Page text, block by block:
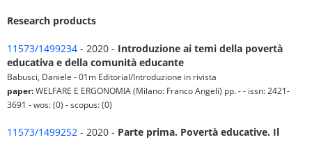
Research products
11573/1499234 - 2020 - Introduzione ai temi della povertà
educativa e della comunità educante
Babusci, Daniele - 01m Editorial/Introduzione in rivista
paper:WELFARE E ERGONOMIA (Milano: Franco Angeli) pp. - - issn: 2421-
3691 - wos: (0) - scopus: (0)
11573/1499252 - 2020 - Parte prima. Povertà educative. Il